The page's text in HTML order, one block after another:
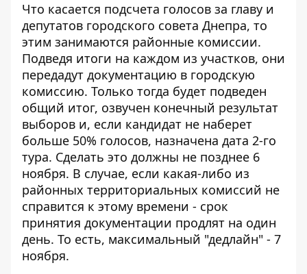
Что касается подсчета голосов за главу и
депутатов городского совета Днепра, то
этим занимаются районные комиссии.
Подведя итоги на каждом из участков, они
передадут документацию в городскую
комиссию. Только тогда будет подведен
общий итог, озвучен конечный результат
выборов и, если кандидат не наберет
больше 50% голосов, назначена дата 2-го
тура. Сделать это должны не позднее 6
ноября. В случае, если какая-либо из
районных территориальных комиссий не
справится к этому времени - срок
принятия документации продлят на один
день. То есть, максимальный "дедлайн" - 7
ноября.